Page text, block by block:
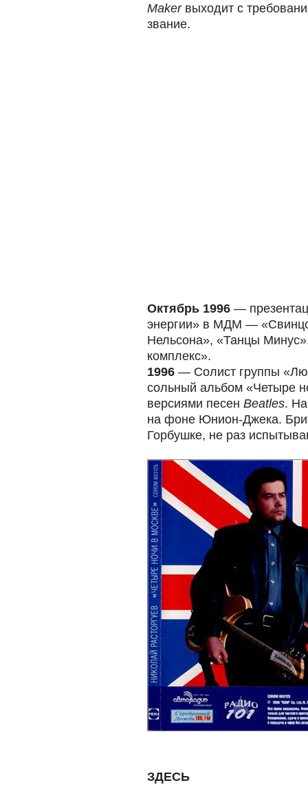
Makerвыходит с
звание.
Октябрь 1996 —
энергии» в МДМ —
Нельсона», «Танцы
комплекс».
1996 — Солист группы
сольный альбом «Четыре
версиями песен Beatles.
на фоне Юнион-Джека.
Горбушке, не раз
ЗДЕСЬ